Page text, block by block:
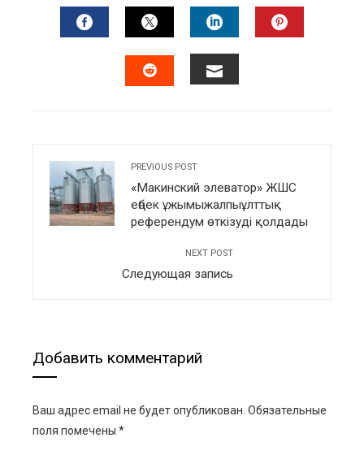
FACEBOOKTWITTERLINKEDIN
PREVIOUS POST
«Макинский элеватор» ЖШС
еңбек ұжымыжалпыұлттық
референдум өткізуді қолдады
NEXT POST
Следующая запись
Добавить комментарий
Ваш адрес email не будет опубликован. Обязательные
поля помечены *